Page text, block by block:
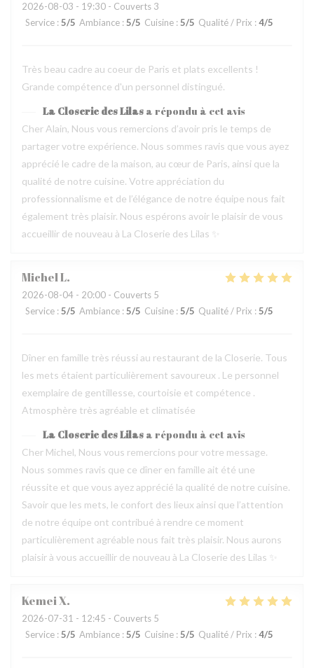
2026-08-03 - 19:30 - Couverts 3
Service : 5/5 Ambiance : 5/5 Cuisine : 5/5 Qualité / Prix : 4/5
Très beau cadre au coeur de Paris et plats excellents !
Grande compétence d'un personnel distingué.
La Closerie des Lilas a répondu à cet avis
Cher Alain, Nous vous remercions d’avoir pris le temps de
partager votre expérience. Nous sommes ravis que vous ayez
apprécié le cadre de la maison, au cœur de Paris, ainsi que la
qualité de notre cuisine. Votre appréciation du
professionnalisme et de l’élégance de notre équipe nous fait
également très plaisir. Nous espérons avoir le plaisir de vous
accueillir de nouveau à La Closerie des Lilas ✨
MichelL
2026-08-04 - 20:00 - Couverts 5
Service : 5/5 Ambiance : 5/5 Cuisine : 5/5 Qualité / Prix : 5/5
Dîner en famille très réussi au restaurant de la Closerie. Tous
les mets étaient particulièrement savoureux . Le personnel
exemplaire de gentillesse, courtoisie et compétence .
Atmosphère très agréable et climatisée
La Closerie des Lilas a répondu à cet avis
Cher Michel, Nous vous remercions pour votre message.
Nous sommes ravis que ce dîner en famille ait été une
réussite et que vous ayez apprécié la qualité de notre cuisine.
Savoir que les mets, le confort des lieux ainsi que l’attention
de notre équipe ont contribué à rendre ce moment
particulièrement agréable nous fait très plaisir. Nous aurons
plaisir à vous accueillir de nouveau à La Closerie des Lilas ✨
KemeiX
2026-07-31 - 12:45 - Couverts 5
Service : 5/5 Ambiance : 5/5 Cuisine : 5/5 Qualité / Prix : 4/5